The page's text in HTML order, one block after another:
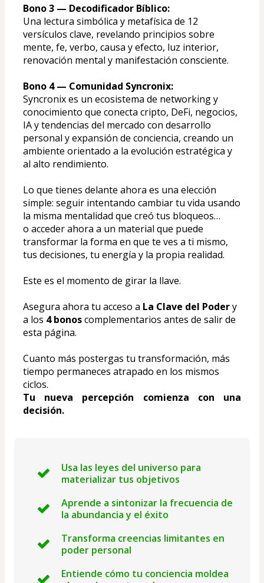
Bono 3 — Decodificador Bíblico:
Una lectura simbólica y metafísica de 12
versículos clave, revelando principios sobre
mente, fe, verbo, causa y efecto, luz interior,
renovación mental y manifestación consciente.
Bono 4 — Comunidad Syncronix:
Syncronix es un ecosistema de networking y
conocimiento que conecta cripto, DeFi, negocios,
IA y tendencias del mercado con desarrollo
personal y expansión de conciencia, creando un
ambiente orientado a la evolución estratégica y
al alto rendimiento.
Lo que tienes delante ahora es una elección
simple: seguir intentando cambiar tu vida usando
la misma mentalidad que creó tus bloqueos…
o acceder ahora a un material que puede
transformar la forma en que te ves a ti mismo,
tus decisiones, tu energía y la propia realidad.
Este es el momento de girar la llave.
Asegura ahora tu acceso a La Clave del Poder y
a los 4 bonos complementarios antes de salir de
esta página.
Cuanto más postergas tu transformación, más
tiempo permaneces atrapado en los mismos
ciclos.
Tu nueva percepción comienza con una
decisión.
Usa las leyes del universo para
materializar tus objetivos
Aprende a sintonizar la frecuencia de
la abundancia y el éxito
Transforma creencias limitantes en
poder personal
Entiende cómo tu conciencia moldea